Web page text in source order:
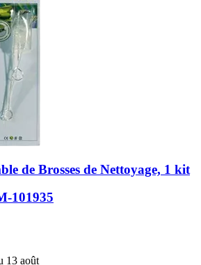
de Brosses de Nettoyage, 1 kit
101935
13 août